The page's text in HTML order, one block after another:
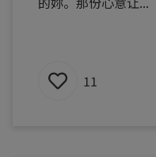
11